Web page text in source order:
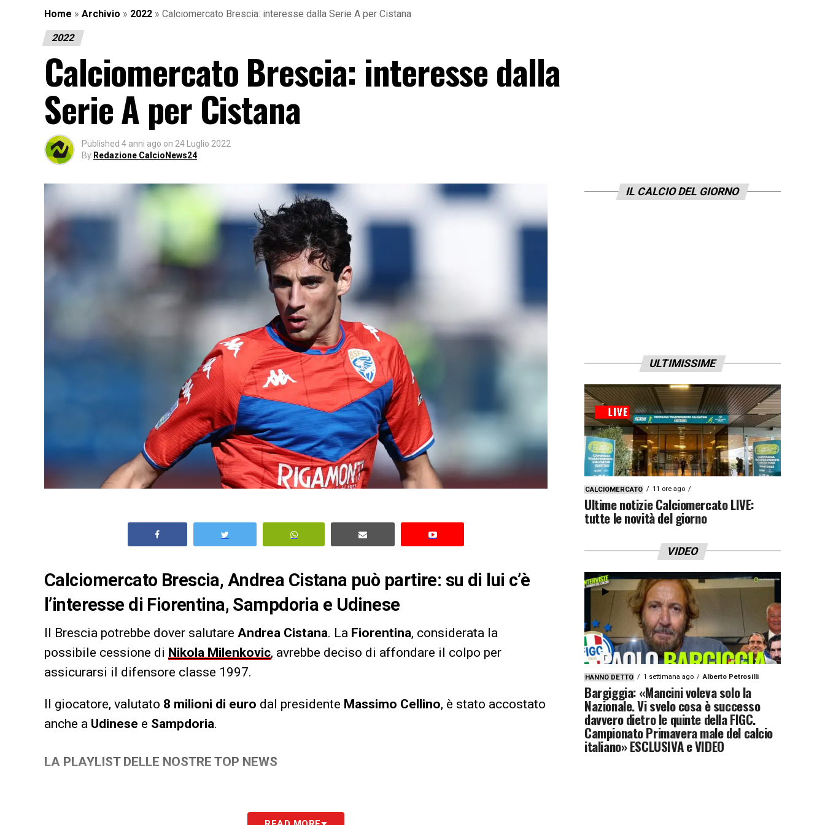
Home » Archivio » 2022 » Calciomercato Brescia: interesse dalla Serie A per Cistana
2022
Calciomercato Brescia: interesse dalla
Serie A per Cistana
Published 4 anni ago on 24 Luglio 2022
By Redazione CalcioNews24
Calciomercato Brescia, Andrea Cistana può partire: su di lui c’è
l’interesse di Fiorentina, Sampdoria e Udinese
Il Brescia potrebbe dover salutare Andrea Cistana. La Fiorentina, considerata la
possibile cessione di Nikola Milenkovic, avrebbe deciso di affondare il colpo per
assicurarsi il difensore classe 1997.
Il giocatore, valutato 8 milioni di euro dal presidente Massimo Cellino, è stato accostato
anche a Udinese e Sampdoria.
LA PLAYLIST DELLE NOSTRE TOP NEWS
IL CALCIO DEL GIORNO
ULTIMISSIME
CALCIOMERCATO 11 ore ago
Ultime notizie Calciomercato LIVE:
tutte le novità del giorno
VIDEO
HANNO DETTO 1 settimana ago Alberto Petrosilli
Bargiggia: «Mancini voleva solo la
Nazionale. Vi svelo cosa è successo
davvero dietro le quinte della FIGC.
Campionato Primavera male del calcio
italiano» ESCLUSIVA e VIDEO